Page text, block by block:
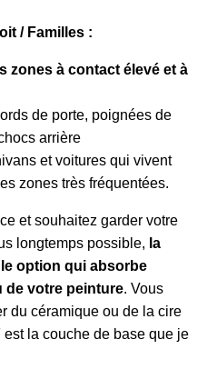
/ Familles :
zones à contact élevé et à
de porte, poignées de
arrière
et voitures qui vivent
zones très fréquentées.
et souhaitez garder votre
longtemps possible, la
option qui absorbe
de votre peinture. Vous
du céramique ou de la cire
la couche de base que je